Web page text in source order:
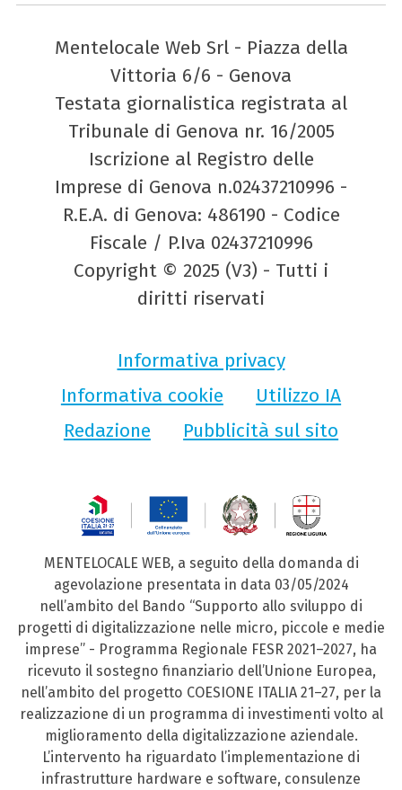
Mentelocale Web Srl - Piazza della
Vittoria 6/6 - Genova
Testata giornalistica registrata al
Tribunale di Genova nr. 16/2005
Iscrizione al Registro delle
Imprese di Genova n.02437210996 -
R.E.A. di Genova: 486190 - Codice
Fiscale / P.Iva 02437210996
Copyright © 2025 (V3) - Tutti i
diritti riservati
Informativa privacy
Informativa cookie
Utilizzo IA
Redazione
Pubblicità sul sito
MENTELOCALE WEB, a seguito della domanda di
agevolazione presentata in data 03/05/2024
nell’ambito del Bando “Supporto allo sviluppo di
progetti di digitalizzazione nelle micro, piccole e medie
imprese” - Programma Regionale FESR 2021–2027, ha
ricevuto il sostegno finanziario dell’Unione Europea,
nell’ambito del progetto COESIONE ITALIA 21–27, per la
realizzazione di un programma di investimenti volto al
miglioramento della digitalizzazione aziendale.
L’intervento ha riguardato l’implementazione di
infrastrutture hardware e software, consulenze